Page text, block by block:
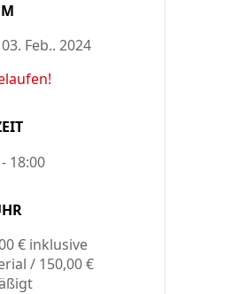
Feb.. 2024
18:00
€ inklusive
/ 150,00 €